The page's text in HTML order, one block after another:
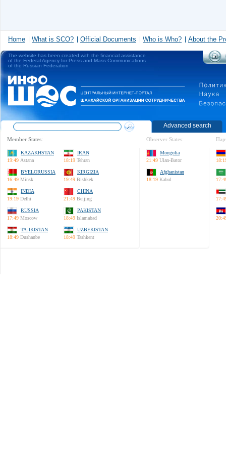
Home What is SCO? Official Documents Who is Who? About the
The website has been created with the financial assistance
of the Federal Agency for Press and Mass Communications
of the Russian Federation
Advanced search
Member States:
KAZAKHSTAN
19:49 Astana
IRAN
18:19 Tehran
BYELORUSSIA
16:49 Minsk
KIRGIZIA
19:49 Bishkek
INDIA
19:19 Delhi
CHINA
21:49 Beijing
RUSSIA
17:49 Moscow
PAKISTAN
18:49 Islamabad
TAJIKISTAN
18:49 Dushanbe
UZBEKISTAN
18:49 Tashkent
Observer States:
Mongolia
21:49 Ulan-Bator
Afghanistan
18:19 Kabul